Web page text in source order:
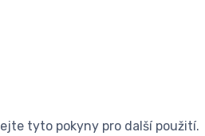
tyto pokyny pro další použití.